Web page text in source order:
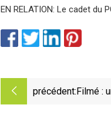
EN RELATION: Le cadet du
précédent:Filmé :